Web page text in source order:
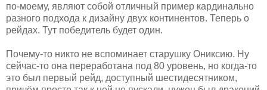
по-моему, являют собой отличный пример кардинально
разного подхода к дизайну двух континентов. Теперь о
рейдах. Тут победитель будет один.
Почему-то никто не вспоминает старушку Ониксию. Ну
сейчас-то она переработана под 80 уровень, но когда-то
это был первый рейд, доступный шестидесятником,